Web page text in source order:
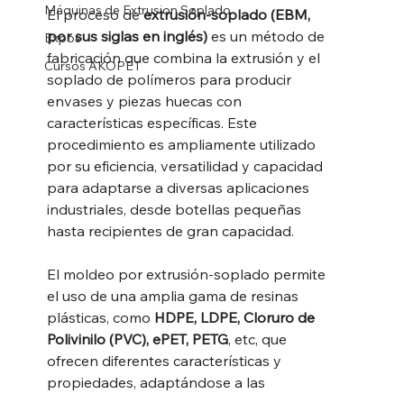
Máquinas de Extrusion Soplado
Expos
Cursos AKOPET
El proceso de extrusión-soplado (EBM,
por sus siglas en inglés) es un método de
fabricación que combina la extrusión y el
soplado de polímeros para producir
envases y piezas huecas con
características específicas. Este
procedimiento es ampliamente utilizado
por su eficiencia, versatilidad y capacidad
para adaptarse a diversas aplicaciones
industriales, desde botellas pequeñas
hasta recipientes de gran capacidad.
El moldeo por extrusión-soplado permite
el uso de una amplia gama de resinas
plásticas, como HDPE, LDPE, Cloruro de
Polivinilo (PVC), ePET, PETG, etc, que
ofrecen diferentes características y
propiedades, adaptándose a las